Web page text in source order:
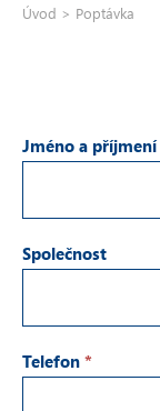
Úvod > Poptávka
Jméno a příjmení
Společnost
Telefon *